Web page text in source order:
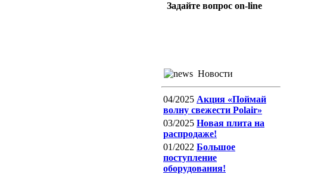
Задайте вопрос on-line
Новости
04/2025 Акция «Поймай
волну свежести Polair»
03/2025 Новая плита на
распродаже!
01/2022 Большое
поступление
оборудования!